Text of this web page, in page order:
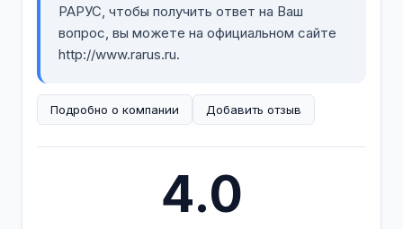
РАРУС, чтобы получить ответ на Ваш
вопрос, вы можете на официальном сайте
http://www.rarus.ru.
Подробно о компании Добавить отзыв
4.0